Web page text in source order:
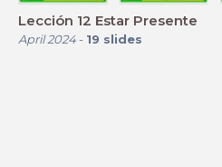
Lección 12 Estar Presente
April 2024- 19 slides